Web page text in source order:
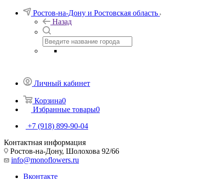
Ростов-на-Дону и Ростовская область
Назад
Личный кабинет
Корзина0
Избранные товары0
+7 (918) 899-90-04
Контактная информация
Ростов-на-Дону, Шолохова 92/66
info@monoflowers.ru
Вконтакте